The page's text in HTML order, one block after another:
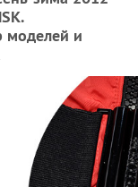
моделей и